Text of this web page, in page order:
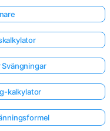
kalkylator